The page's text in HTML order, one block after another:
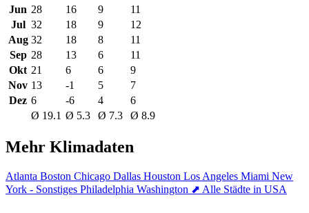
Jun 28 16 9
11
Jul 32 18 9
12
Aug 32 18 8
11
Sep 28 13 6
11
Okt 21 6 6
9
Nov 13 -1 5
7
Dez 6 -6 4
6
Ø 19.1 Ø 5.3 Ø 7.3 Ø 8.9
Mehr Klimadaten
Atlanta Boston Chicago Dallas Houston Los Angeles Miami New
York - Sonstiges Philadelphia Washington ⬈ Alle Städte in USA